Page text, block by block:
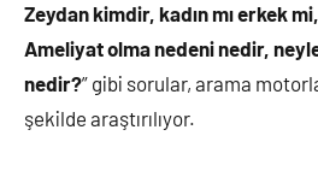
Zeydan kimdir, kadın mı erkek
Ameliyat olma nedeni nedir,
nedir?” gibi sorular, arama
şekilde araştırılıyor.